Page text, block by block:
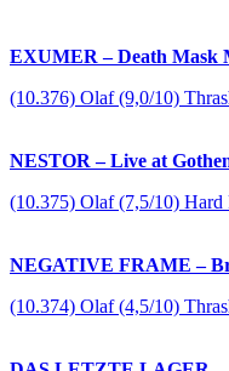
EXUMER – Death Mask
(10.376) Olaf (9,0/10)
NESTOR – Live at
(10.375) Olaf (7,5/10) Hard
NEGATIVE FRAME –
(10.374) Olaf (4,5/10)